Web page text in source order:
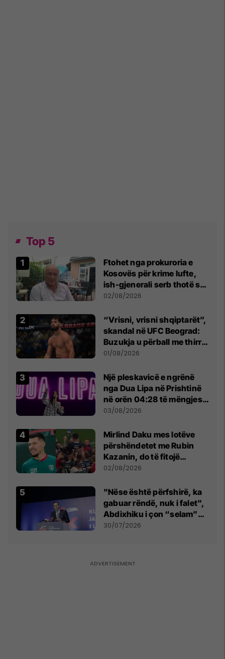
Top 5
Ftohet nga prokuroria e
Kosovës për krime lufte,
ish-gjenerali serb thotë se
dikush e tradhtoi në
02/08/2026
“Vrisni, vrisni shqiptarët”,
skandal në UFC Beograd:
Buzukja u përball me thirrje
anti-shqiptare nga
01/08/2026
Një pleskavicë e ngrënë
nga Dua Lipa në Prishtinë
në orën 04:28 të mëngjesit
- dhe bota digjitale serbe
03/08/2026
Mirlind Daku mes lotëve
përshëndetet me Rubin
Kazanin, do të fitojë
miliona te Spartak Moska
02/08/2026
"Nëse është përfshirë, ka
gabuar rëndë, nuk i falet",
Abdixhiku i çon “selam”
Përparim Ramës
30/07/2026